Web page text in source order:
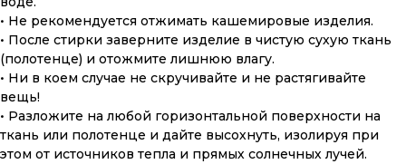
• Не рекомендуется отжимать кашемировые изделия.
• После стирки заверните изделие в чистую сухую ткань
(полотенце) и отожмите лишнюю влагу.
• Ни в коем случае не скручивайте и не растягивайте
вещь!
• Разложите на любой горизонтальной поверхности на
ткань или полотенце и дайте высохнуть, изолируя при
этом от источников тепла и прямых солнечных лучей.
ПОДАРОЧНАЯ КАРТА
Что может быть лучше подарка,
сделанного с любовью, теплом
КУПИТЬ КАРТУ